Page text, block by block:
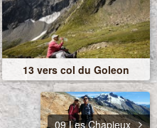
13 vers col du Goleon
09 Les Chapieux